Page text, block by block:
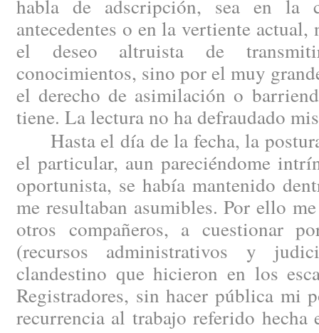
habla de adscripción, sea en la
antecedentes o en la vertiente
el deseo altruista de
conocimientos, sino por el muy
el derecho de asimilación o
tiene. La lectura no ha defraudado
Hasta el día de la fecha, la
el particular, aun pareciéndome
oportunista, se había mantenido
me resultaban asumibles. Por ello
otros compañeros, a cuestionar
(recursos administrativos y
clandestino que hicieron en los
Registradores, sin hacer pública mi
recurrencia al trabajo referido hecha